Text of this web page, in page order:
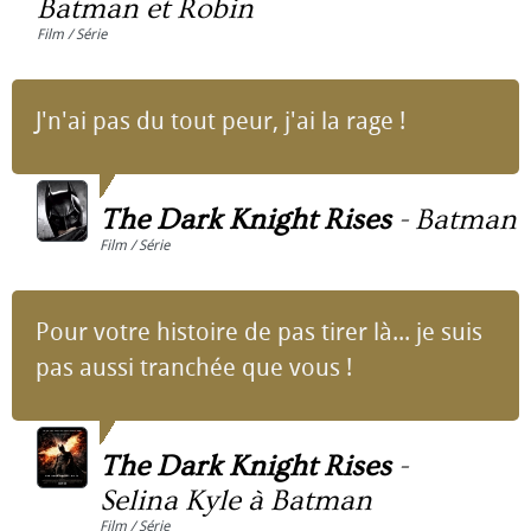
Batman et Robin
Film / Série
J'n'ai pas du tout peur, j'ai la rage !
The Dark Knight Rises- Batman
Film / Série
Pour votre histoire de pas tirer là... je suis
pas aussi tranchée que vous !
The Dark Knight Rises-
Selina Kyle à Batman
Film / Série